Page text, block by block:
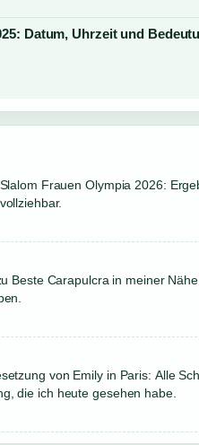
Datum, Uhrzeit und
Frauen Olympia 2026:
Beste Carapulcra in meiner
von Emily in Paris: Alle
die ich heute gesehen habe.